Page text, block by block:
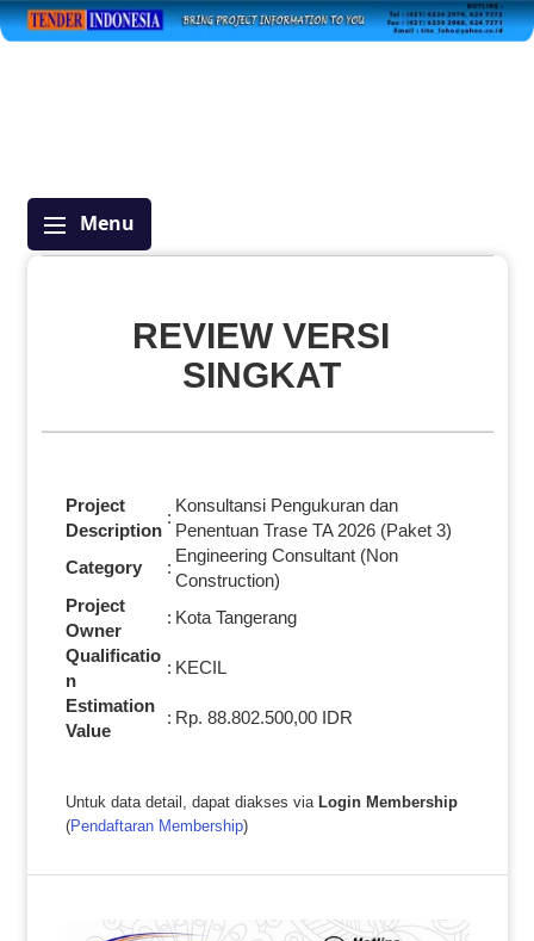
Menu
REVIEW VERSI
SINGKAT
Project
Description
:
Konsultansi Pengukuran dan
Penentuan Trase TA 2026 (Paket 3)
Category
:
Engineering Consultant (Non
Construction)
Project
Owner
: Kota Tangerang
Qualificatio
n
: KECIL
Estimation
Value
: Rp. 88.802.500,00 IDR
Untuk data detail, dapat diakses via Login Membership
(Pendaftaran Membership)